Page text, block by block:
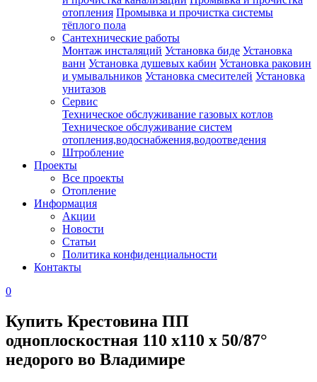
отопления Промывка и прочистка системы
тёплого пола
Сантехнические работы
Монтаж инсталяций Установка биде Установка
ванн Установка душевых кабин Установка раковин
и умывальников Установка смесителей Установка
унитазов
Сервис
Техническое обслуживание газовых котлов
Техническое обслуживание систем
отопления,водоснабжения,водоотведения
Штробление
Проекты
Все проекты
Отопление
Информация
Акции
Новости
Статьи
Политика конфиденциальности
Контакты
0
Купить Крестовина ПП
одноплоскостная 110 х110 х 50/87°
недорого во Владимире